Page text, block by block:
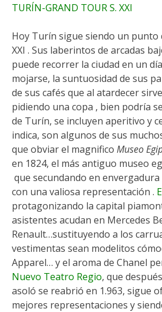
TURÍN-GRAND TOUR S. XXI
Hoy Turín sigue siendo un punto
XXI . Sus laberintos de arcadas
puede recorrer la ciudad en un
mojarse, la suntuosidad de sus
de sus cafés que al atardecer
pidiendo una copa , bien podría
de Turín, se incluyen aperitivo y
indica, son algunos de sus
que obviar el magnifico Museo
en 1824, el más antiguo museo
que secundando en
con una valiosa representación .
protagonizando la capital
asistentes acudan en Mercedes
Renault…sustituyendo a los
vestimentas sean modelitos
Apparel… y el aroma de Chanel
Nuevo Teatro Regio, que
asoló se reabrió en 1.963, sigue
mejores representaciones y